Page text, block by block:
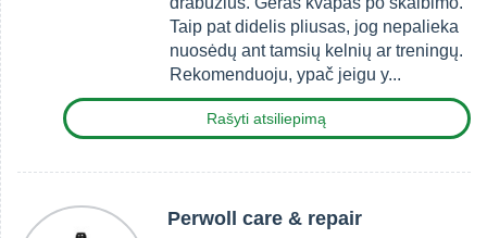
Taip pat didelis pliusas, jog nepalieka
nuosėdų ant tamsių kelnių ar treningų.
Rekomenduoju, ypač jeigu y...
Rašyti atsiliepimą
Perwoll care & repair